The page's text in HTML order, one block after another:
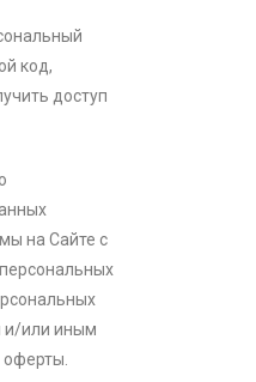
код,
доступ
на Сайте с
и/или иным